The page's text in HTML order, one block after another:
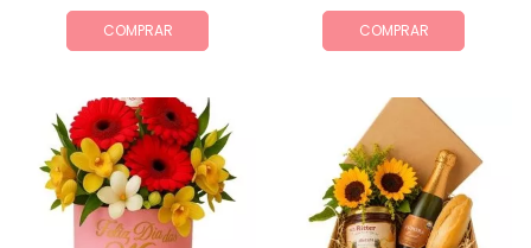
COMPRAR COMPRAR